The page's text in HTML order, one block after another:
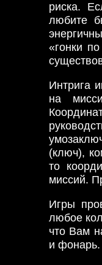
риска.
любите
«гонки
Интрига
на
(ключ),
то
миссий.
Игры
любое
что Вам
и фонарь.